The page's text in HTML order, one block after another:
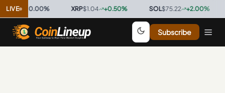
LIVE 0.00%· XRP$1.04 +0.50%· SOL$75.22 +2.00%·
Subscribe